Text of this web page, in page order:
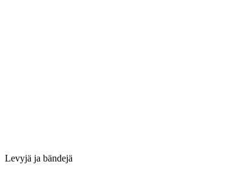
Levyjä ja bändejä